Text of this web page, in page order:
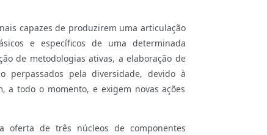
capazes de produzirem uma articulação
e específicos de uma determinada
de metodologias ativas, a elaboração de
perpassados pela diversidade, devido à
a todo o momento, e exigem novas ações
oferta de três núcleos de componentes